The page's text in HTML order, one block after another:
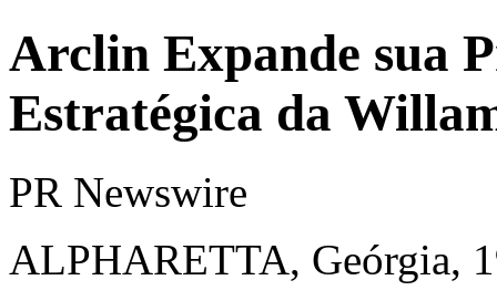
Arclin Expande sua
Estratégica da
PR Newswire
ALPHARETTA, Geórgia,